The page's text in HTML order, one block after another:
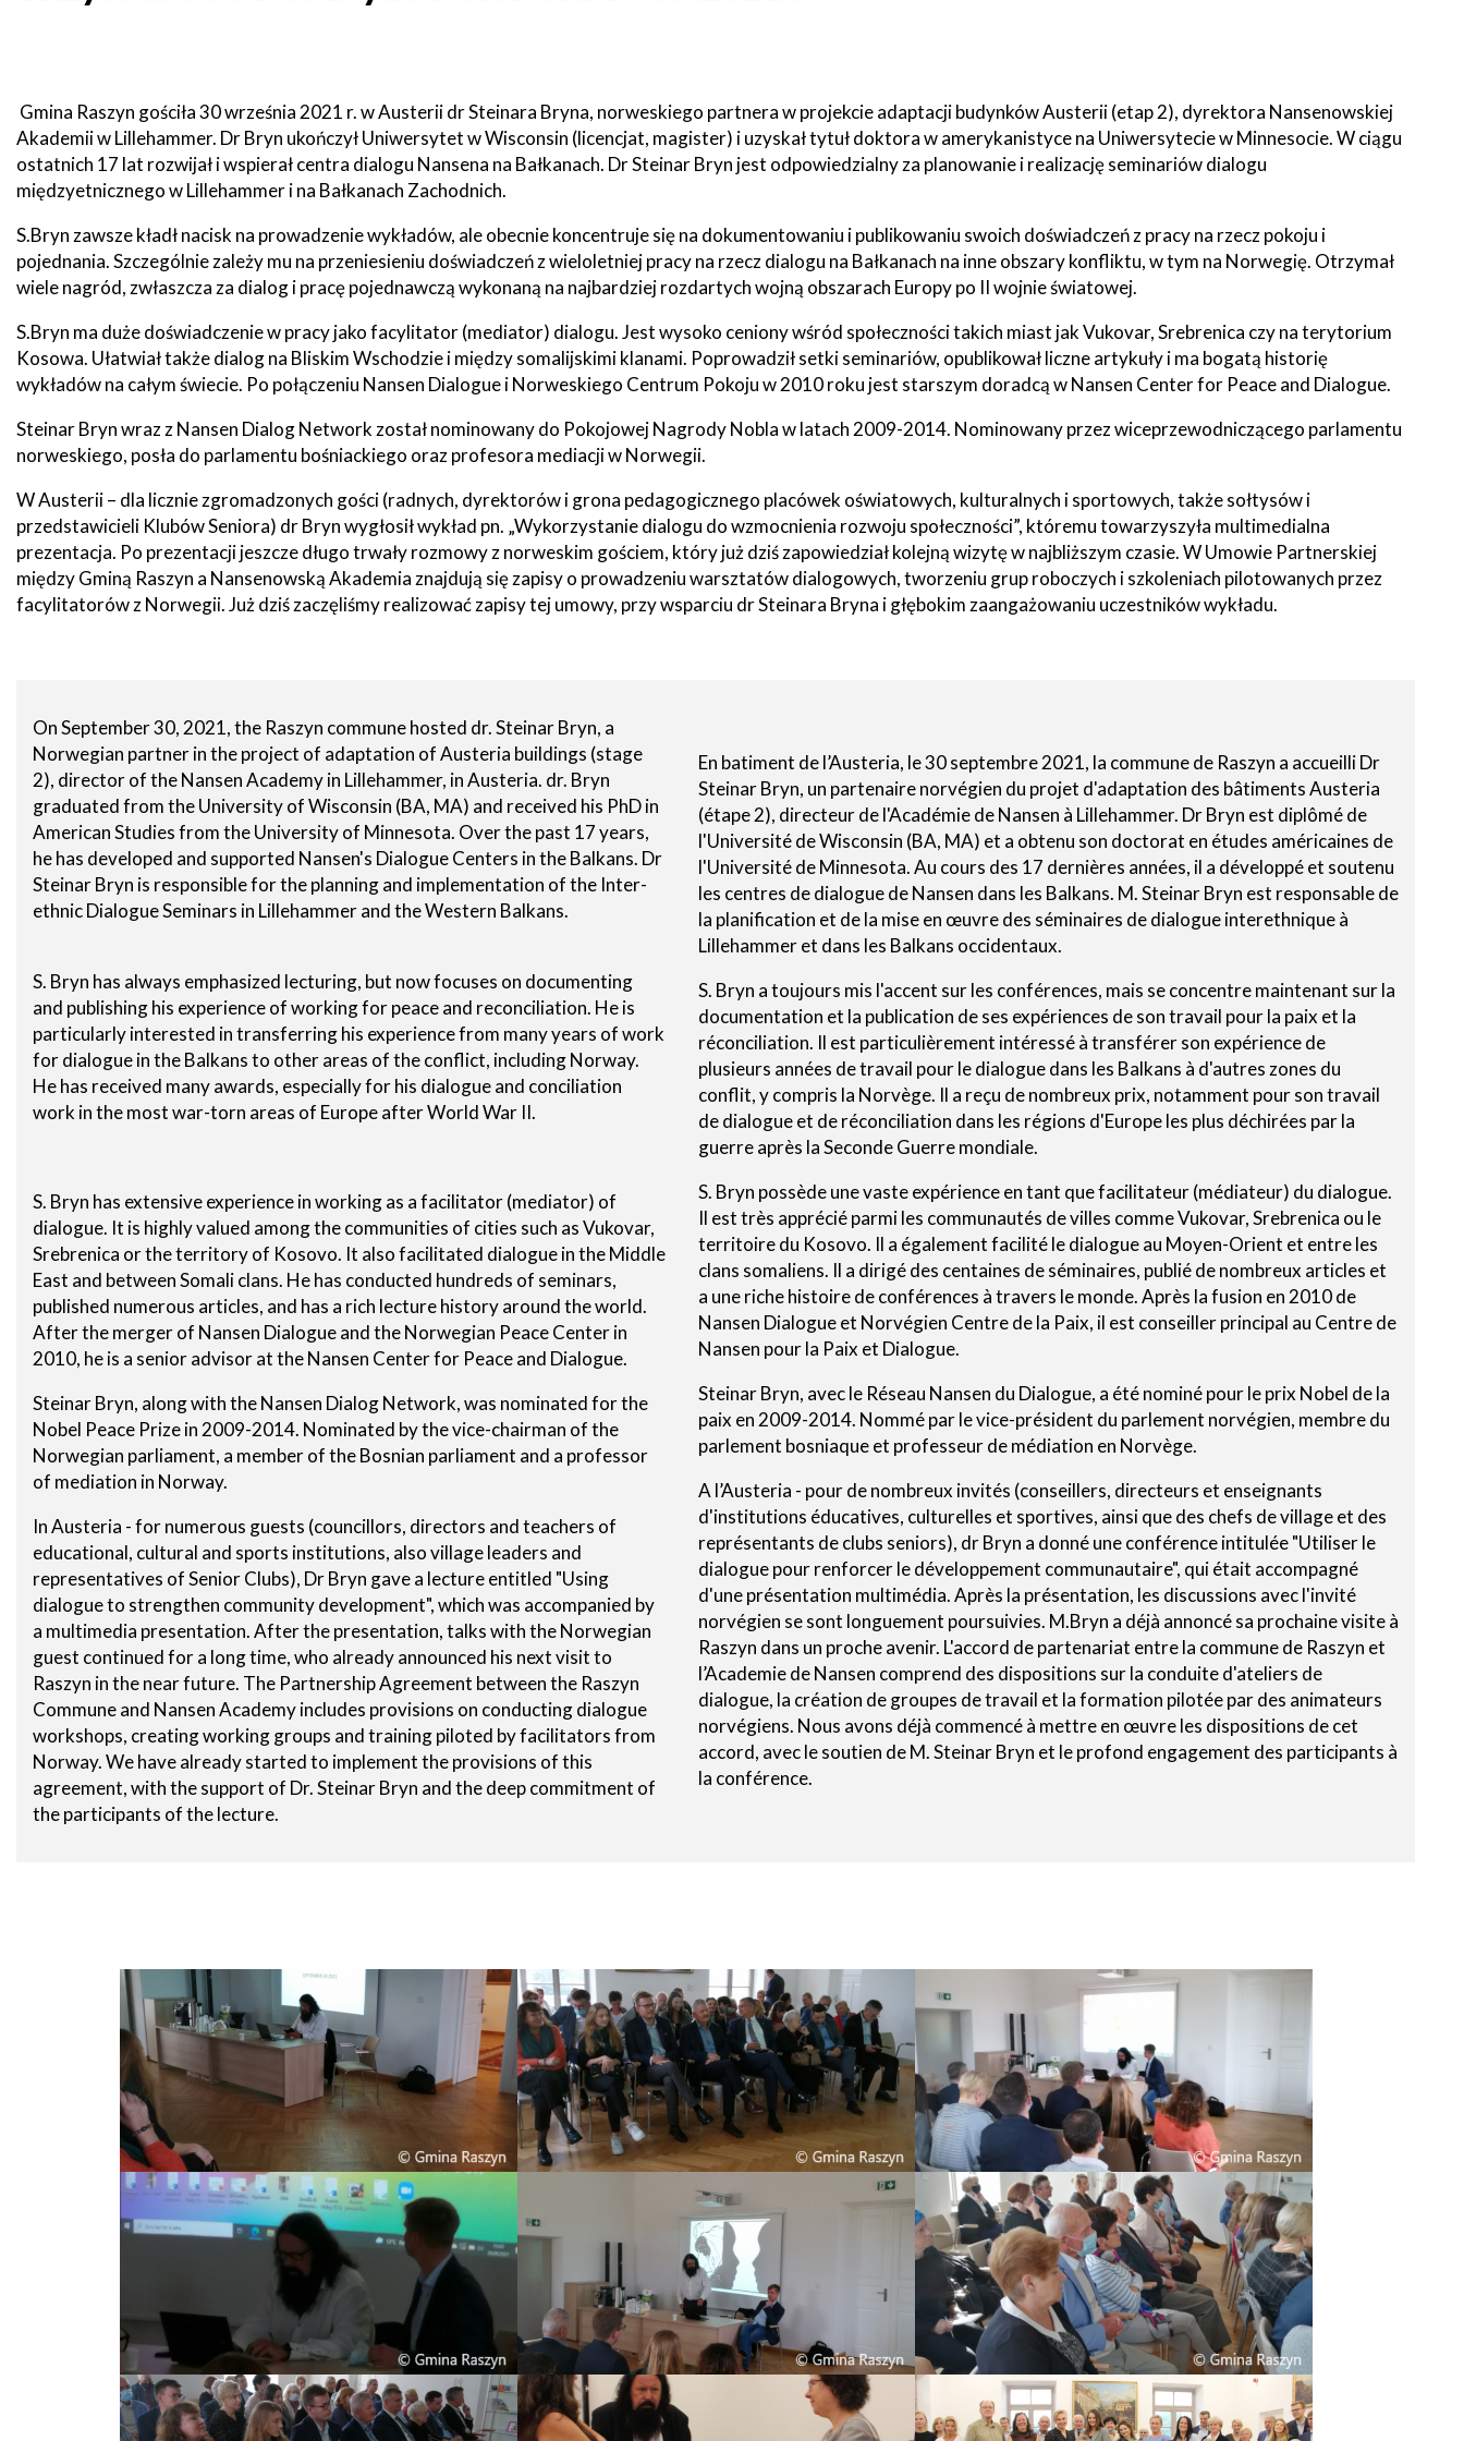
Raszyński
Bilet
Metropolitalny
Gospodarka
odpadami
Podatki,
lokalne
alkohole i
podatek
akcyzowy
Transport
lokalny
Ochrona
Środowiska
i
Gospodarka
Odpadami
awarii
System
SMS
Konsultacje
społeczne
Seniorzy
kierunków
zagospodarowania
przestrzennego
zewnętrzne
Nieodpłatna
Pomoc
Prawna
dla
mieszkańców
Gminy
Raszyn
Tablica
Will
open
new
window
Zamówienia
Publiczne
Eko
Język
migowy
w
Urzędzie
Zabytki
Placówki
oświatowe
Instytucje
kultury
Placówki
opiekuńcze
sportowe
zdrowotne
Organizacje
pozarządowe
OSP
Parafie
Publikacje
o
Raszynie
Statut
Gminy
in
new
window
Jak
załatwić
sprawę
Wójta
Gmina Raszyn gościła 30 września 2021 r. w Austerii dr Steinara Bryna, norweskiego partnera w projekcie adaptacji budynków Austerii (etap 2), dyrektora Nansenowskiej
Akademii w Lillehammer. Dr Bryn ukończył Uniwersytet w Wisconsin (licencjat, magister) i uzyskał tytuł doktora w amerykanistyce na Uniwersytecie w Minnesocie. W ciągu
ostatnich 17 lat rozwijał i wspierał centra dialogu Nansena na Bałkanach. Dr Steinar Bryn jest odpowiedzialny za planowanie i realizację seminariów dialogu
międzyetnicznego w Lillehammer i na Bałkanach Zachodnich.
S.Bryn zawsze kładł nacisk na prowadzenie wykładów, ale obecnie koncentruje się na dokumentowaniu i publikowaniu swoich doświadczeń z pracy na rzecz pokoju i
pojednania. Szczególnie zależy mu na przeniesieniu doświadczeń z wieloletniej pracy na rzecz dialogu na Bałkanach na inne obszary konfliktu, w tym na Norwegię. Otrzymał
wiele nagród, zwłaszcza za dialog i pracę pojednawczą wykonaną na najbardziej rozdartych wojną obszarach Europy po II wojnie światowej.
S.Bryn ma duże doświadczenie w pracy jako facylitator (mediator) dialogu. Jest wysoko ceniony wśród społeczności takich miast jak Vukovar, Srebrenica czy na terytorium
Kosowa. Ułatwiał także dialog na Bliskim Wschodzie i między somalijskimi klanami. Poprowadził setki seminariów, opublikował liczne artykuły i ma bogatą historię
wykładów na całym świecie. Po połączeniu Nansen Dialogue i Norweskiego Centrum Pokoju w 2010 roku jest starszym doradcą w Nansen Center for Peace and Dialogue.
Steinar Bryn wraz z Nansen Dialog Network został nominowany do Pokojowej Nagrody Nobla w latach 2009-2014. Nominowany przez wiceprzewodniczącego parlamentu
norweskiego, posła do parlamentu bośniackiego oraz profesora mediacji w Norwegii.
W Austerii – dla licznie zgromadzonych gości (radnych, dyrektorów i grona pedagogicznego placówek oświatowych, kulturalnych i sportowych, także sołtysów i
przedstawicieli Klubów Seniora) dr Bryn wygłosił wykład pn. „Wykorzystanie dialogu do wzmocnienia rozwoju społeczności”, któremu towarzyszyła multimedialna
prezentacja. Po prezentacji jeszcze długo trwały rozmowy z norweskim gościem, który już dziś zapowiedział kolejną wizytę w najbliższym czasie. W Umowie Partnerskiej
między Gminą Raszyn a Nansenowską Akademia znajdują się zapisy o prowadzeniu warsztatów dialogowych, tworzeniu grup roboczych i szkoleniach pilotowanych przez
facylitatorów z Norwegii. Już dziś zaczęliśmy realizować zapisy tej umowy, przy wsparciu dr Steinara Bryna i głębokim zaangażowaniu uczestników wykładu.
On September 30, 2021, the Raszyn commune hosted dr. Steinar Bryn, a
Norwegian partner in the project of adaptation of Austeria buildings (stage
2), director of the Nansen Academy in Lillehammer, in Austeria. dr. Bryn
graduated from the University of Wisconsin (BA, MA) and received his PhD in
American Studies from the University of Minnesota. Over the past 17 years,
he has developed and supported Nansen's Dialogue Centers in the Balkans. Dr
Steinar Bryn is responsible for the planning and implementation of the Inter-
ethnic Dialogue Seminars in Lillehammer and the Western Balkans.
S. Bryn has always emphasized lecturing, but now focuses on documenting
and publishing his experience of working for peace and reconciliation. He is
particularly interested in transferring his experience from many years of work
for dialogue in the Balkans to other areas of the conflict, including Norway.
He has received many awards, especially for his dialogue and conciliation
work in the most war-torn areas of Europe after World War II.
S. Bryn has extensive experience in working as a facilitator (mediator) of
dialogue. It is highly valued among the communities of cities such as Vukovar,
Srebrenica or the territory of Kosovo. It also facilitated dialogue in the Middle
East and between Somali clans. He has conducted hundreds of seminars,
published numerous articles, and has a rich lecture history around the world.
After the merger of Nansen Dialogue and the Norwegian Peace Center in
2010, he is a senior advisor at the Nansen Center for Peace and Dialogue.
Steinar Bryn, along with the Nansen Dialog Network, was nominated for the
Nobel Peace Prize in 2009-2014. Nominated by the vice-chairman of the
Norwegian parliament, a member of the Bosnian parliament and a professor
of mediation in Norway.
In Austeria - for numerous guests (councillors, directors and teachers of
educational, cultural and sports institutions, also village leaders and
representatives of Senior Clubs), Dr Bryn gave a lecture entitled "Using
dialogue to strengthen community development", which was accompanied by
a multimedia presentation. After the presentation, talks with the Norwegian
guest continued for a long time, who already announced his next visit to
Raszyn in the near future. The Partnership Agreement between the Raszyn
Commune and Nansen Academy includes provisions on conducting dialogue
workshops, creating working groups and training piloted by facilitators from
Norway. We have already started to implement the provisions of this
agreement, with the support of Dr. Steinar Bryn and the deep commitment of
the participants of the lecture.
En batiment de l’Austeria, le 30 septembre 2021, la commune de Raszyn a accueilli Dr
Steinar Bryn, un partenaire norvégien du projet d'adaptation des bâtiments Austeria
(étape 2), directeur de l'Académie de Nansen à Lillehammer. Dr Bryn est diplômé de
l'Université de Wisconsin (BA, MA) et a obtenu son doctorat en études américaines de
l'Université de Minnesota. Au cours des 17 dernières années, il a développé et soutenu
les centres de dialogue de Nansen dans les Balkans. M. Steinar Bryn est responsable de
la planification et de la mise en œuvre des séminaires de dialogue interethnique à
Lillehammer et dans les Balkans occidentaux.
S. Bryn a toujours mis l'accent sur les conférences, mais se concentre maintenant sur la
documentation et la publication de ses expériences de son travail pour la paix et la
réconciliation. Il est particulièrement intéressé à transférer son expérience de
plusieurs années de travail pour le dialogue dans les Balkans à d'autres zones du
conflit, y compris la Norvège. Il a reçu de nombreux prix, notamment pour son travail
de dialogue et de réconciliation dans les régions d'Europe les plus déchirées par la
guerre après la Seconde Guerre mondiale.
S. Bryn possède une vaste expérience en tant que facilitateur (médiateur) du dialogue.
Il est très apprécié parmi les communautés de villes comme Vukovar, Srebrenica ou le
territoire du Kosovo. Il a également facilité le dialogue au Moyen-Orient et entre les
clans somaliens. Il a dirigé des centaines de séminaires, publié de nombreux articles et
a une riche histoire de conférences à travers le monde. Après la fusion en 2010 de
Nansen Dialogue et Norvégien Centre de la Paix, il est conseiller principal au Centre de
Nansen pour la Paix et Dialogue.
Steinar Bryn, avec le Réseau Nansen du Dialogue, a été nominé pour le prix Nobel de la
paix en 2009-2014. Nommé par le vice-président du parlement norvégien, membre du
parlement bosniaque et professeur de médiation en Norvège.
A l’Austeria - pour de nombreux invités (conseillers, directeurs et enseignants
d'institutions éducatives, culturelles et sportives, ainsi que des chefs de village et des
représentants de clubs seniors), dr Bryn a donné une conférence intitulée "Utiliser le
dialogue pour renforcer le développement communautaire", qui était accompagné
d'une présentation multimédia. Après la présentation, les discussions avec l'invité
norvégien se sont longuement poursuivies. M.Bryn a déjà annoncé sa prochaine visite à
Raszyn dans un proche avenir. L'accord de partenariat entre la commune de Raszyn et
l’Academie de Nansen comprend des dispositions sur la conduite d'ateliers de
dialogue, la création de groupes de travail et la formation pilotée par des animateurs
norvégiens. Nous avons déjà commencé à mettre en œuvre les dispositions de cet
accord, avec le soutien de M. Steinar Bryn et le profond engagement des participants à
la conférence.